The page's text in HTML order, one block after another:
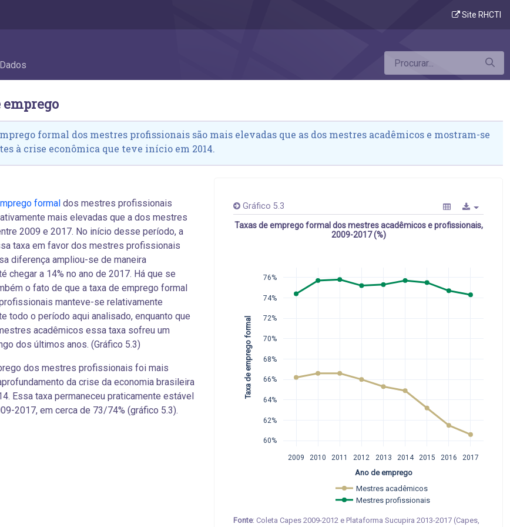
Site RHCTI
Dados
emprego
formal dos mestres profissionais são mais elevadas que as dos mestres acadêmicos e mostram-se
à crise econômica que teve início em 2014.
formal dos mestres profissionais
mais elevadas que a dos mestres
2009 e 2017. No início desse período, a
taxa em favor dos mestres profissionais
diferença ampliou-se de maneira
chegar a 14% no ano de 2017. Há que se
o fato de que a taxa de emprego formal
manteve-se relativamente
todo o período aqui analisado, enquanto que
acadêmicos essa taxa sofreu um
dos últimos anos. (Gráfico 5.3)
dos mestres profissionais foi mais
da crise da economia brasileira
Essa taxa permaneceu praticamente estável
2017, em cerca de 73/74% (gráfico 5.3).
Gráfico 5.3
Taxas de emprego formal dos mestres acadêmicos e profissionais,
2009-2017 (%)
2009 2010 2011 2012 2013 2014 2015 2016 2017
60%
62%
64%
66%
68%
70%
72%
74%
76%
Mestres acadêmicos
Mestres profissionais
Ano de emprego
Taxa de emprego formal
Fonte: Coleta Capes 2009-2012 e Plataforma Sucupira 2013-2017 (Capes,